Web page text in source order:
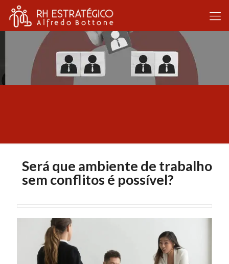
Será que ambiente de trabalho
sem conflitos é possível?